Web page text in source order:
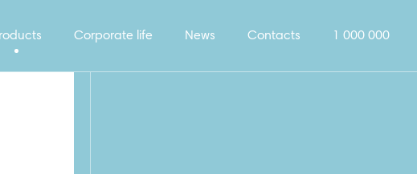
Corporate life News Contacts 1 000 000